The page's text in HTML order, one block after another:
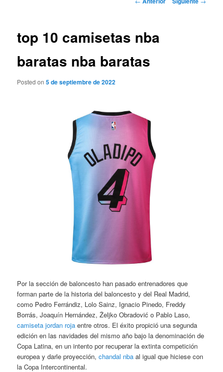
top 10 camisetas nba
baratas nba baratas
Posted on5 de septiembre de 2022
Por la sección de baloncesto han pasado entrenadores que
forman parte de la historia del baloncesto y del Real Madrid,
como Pedro Ferrándiz, Lolo Sainz, Ignacio Pinedo, Freddy
Borrás, Joaquín Hernández, Željko Obradović o Pablo Laso,
camiseta jordan roja entre otros. El éxito propició una segunda
edición en las navidades del mismo año bajo la denominación de
Copa Latina, en un intento por recuperar la extinta competición
europea y darle proyección,chandal nba al igual que hiciese con
la Copa Intercontinental.